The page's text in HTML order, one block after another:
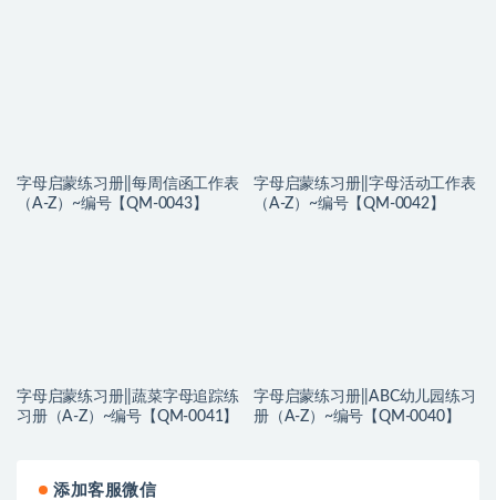
字母启蒙练习册||每周信函工作表
（A-Z）~编号【QM-0043】
字母启蒙练习册||字母活动工作表
（A-Z）~编号【QM-0042】
字母启蒙练习册||蔬菜字母追踪练
习册（A-Z）~编号【QM-0041】
字母启蒙练习册||ABC幼儿园练习
册（A-Z）~编号【QM-0040】
添加客服微信